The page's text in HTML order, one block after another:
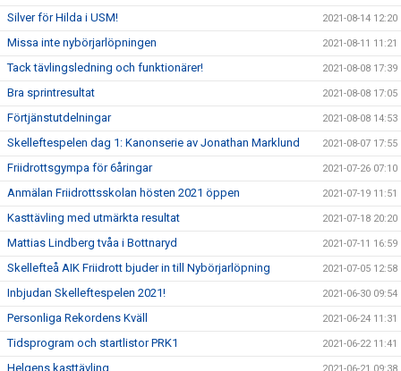
Silver för Hilda i USM! 2021-08-14 12:20
Missa inte nybörjarlöpningen 2021-08-11 11:21
Tack tävlingsledning och funktionärer! 2021-08-08 17:39
Bra sprintresultat 2021-08-08 17:05
Förtjänstutdelningar 2021-08-08 14:53
Skelleftespelen dag 1: Kanonserie av Jonathan Marklund 2021-08-07 17:55
Friidrottsgympa för 6åringar 2021-07-26 07:10
Anmälan Friidrottsskolan hösten 2021 öppen 2021-07-19 11:51
Kasttävling med utmärkta resultat 2021-07-18 20:20
Mattias Lindberg tvåa i Bottnaryd 2021-07-11 16:59
Skellefteå AIK Friidrott bjuder in till Nybörjarlöpning 2021-07-05 12:58
Inbjudan Skelleftespelen 2021! 2021-06-30 09:54
Personliga Rekordens Kväll 2021-06-24 11:31
Tidsprogram och startlistor PRK1 2021-06-22 11:41
Helgens kasttävling